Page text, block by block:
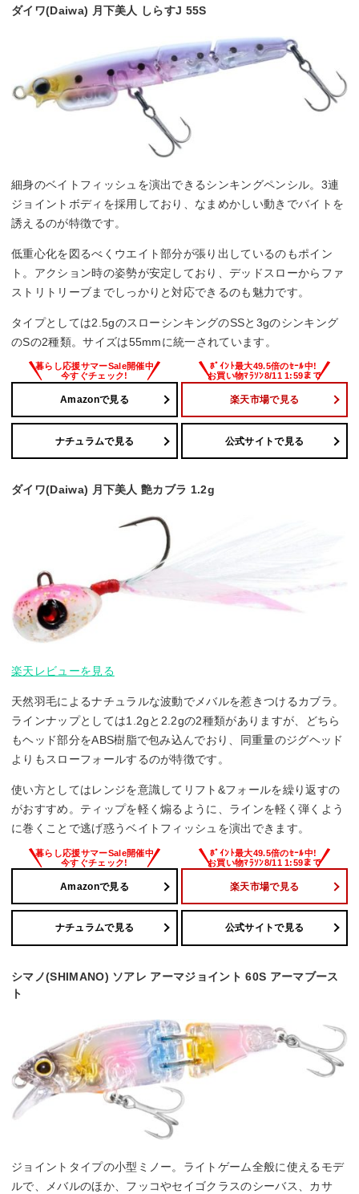
ダイワ(Daiwa) 月下美人 しらすJ 55S
細身のベイトフィッシュを演出できるシンキングペンシル。3連
ジョイントボディを採用しており、なまめかしい動きでバイトを
誘えるのが特徴です。
低重心化を図るべくウエイト部分が張り出しているのもポイン
ト。アクション時の姿勢が安定しており、デッドスローからファ
ストリトリーブまでしっかりと対応できるのも魅力です。
タイプとしては2.5gのスローシンキングのSSと3gのシンキング
のSの2種類。サイズは55mmに統一されています。
Amazonで見る 楽天市場で見る
ナチュラムで見る 公式サイトで見る
ダイワ(Daiwa) 月下美人 艶カブラ 1.2g
楽天レビューを見る
天然羽毛によるナチュラルな波動でメバルを惹きつけるカブラ。
ラインナップとしては1.2gと2.2gの2種類がありますが、どちら
もヘッド部分をABS樹脂で包み込んでおり、同重量のジグヘッド
よりもスローフォールするのが特徴です。
使い方としてはレンジを意識してリフト&フォールを繰り返すの
がおすすめ。ティップを軽く煽るように、ラインを軽く弾くよう
に巻くことで逃げ惑うベイトフィッシュを演出できます。
Amazonで見る 楽天市場で見る
ナチュラムで見る 公式サイトで見る
シマノ(SHIMANO) ソアレ アーマジョイント 60S アーマブース
ト
ジョイントタイプの小型ミノー。ライトゲーム全般に使えるモデ
ルで、メバルのほか、フッコやセイゴクラスのシーバス、カサ